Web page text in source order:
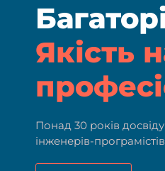
Якість
Понад 30 років
інженерів-програмістів